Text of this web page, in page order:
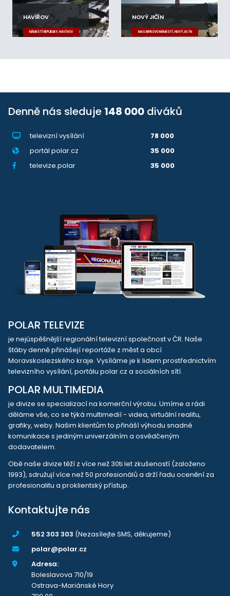
HAVÍŘOV
NÁMĚSTÍ REPUBLIKY, HAVÍŘOV
NOVÝ JIČÍN
MASARYKOVO NÁMĚSTÍ, NOVÝ JIČÍN
Denně nás sleduje 148 000 diváků
televizní vysílání
78 000
portál polar.cz
35 000
televize.polar
35 000
POLAR TELEVIZE
je nejúspěšnější regionální televizní společnost v ČR. Naše
štáby denně přinášejí reportáže z měst a obcí
Moravskoslezského kraje. Vysíláme je k lidem prostřednictvím
televizního vysílání, portálu polar.cz a sociálních sítí.
POLAR MULTIMEDIA
je divize se specializací na komerční výrobu. Umíme a rádi
děláme vše, co se týká multimedií - videa, virtuální realitu,
grafiky, weby. Našim klientům to přináší výhodu snadné
komunikace s jediným univerzálním a osvědčeným
dodavatelem.
Obě naše divize těží z více než 30ti let zkušeností (založeno
1993), sdružují více než 50 profesionálů a drží řadu ocenění za
profesionalitu a proklientský přístup.
Kontaktujte nás
552 303 303 (Nezasílejte SMS, děkujeme)
polar@polar.cz
Adresa:
Boleslavova 710/19
Ostrava-Mariánské Hory